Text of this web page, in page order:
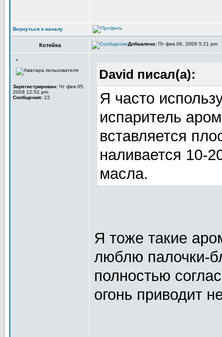
Вернуться к началу
Котейка Добавлено: Пт фев 06, 2009 5:21 pm
*
Зарегистрирован: Чт фев 05,
2009 12:52 pm
Сообщения: 22
David писал(а):
Я часто
испаритель
вставляется
наливается 10-
масла.
Я тоже такие
люблю палочки-
полностью
огонь приводит